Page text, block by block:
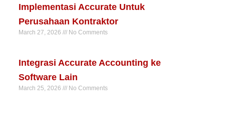
Implementasi Accurate Untuk
Perusahaan Kontraktor
March 27, 2026 No Comments
Integrasi Accurate Accounting ke
Software Lain
March 25, 2026 No Comments